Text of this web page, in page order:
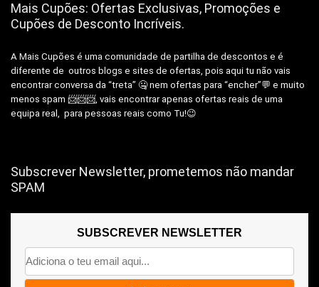
Mais Cupões: Ofertas Exclusivas, Promoções e
Cupões de Desconto Incríveis.
A Mais Cupões é uma comunidade de partilha de descontos e é
diferente de outros blogs e sites de ofertas, pois aqui tu não vais
encontrar conversa da “treta” 🤐 nem ofertas para “encher”💬 e muito
menos spam 📨📨📨, vais encontrar apenas ofertas reais de uma
equipa real, para pessoas reais como Tu!😉
Subscrever Newsletter, prometemos não mandar
SPAM
SUBSCREVER NEWSLETTER